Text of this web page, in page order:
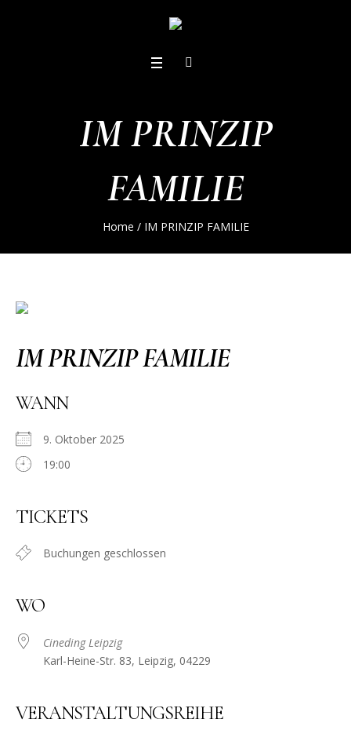
IM PRINZIP
FAMILIE
Home / IM PRINZIP FAMILIE
IM PRINZIP FAMILIE
WANN
9. Oktober 2025
19:00
TICKETS
Buchungen geschlossen
WO
Cineding Leipzig
Karl-Heine-Str. 83, Leipzig, 04229
VERANSTALTUNGSREIHE